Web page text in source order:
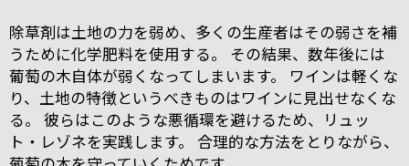
除草剤は土地の力を弱め、多くの生産者はその弱さを補
うために化学肥料を使用する。 その結果、数年後には
葡萄の木自体が弱くなってしまいます。 ワインは軽くな
り、土地の特徴というべきものはワインに見出せなくな
る。 彼らはこのような悪循環を避けるため、リュッ
ト・レゾネを実践します。 合理的な方法をとりながら、